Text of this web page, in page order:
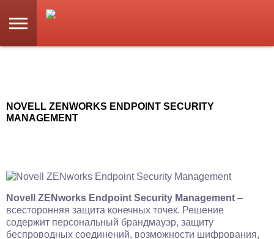
NOVELL ZENWORKS ENDPOINT SECURITY
MANAGEMENT
Novell ZENworks Endpoint Security Management –
всесторонняя защита конечных точек. Решение
содержит персональный брандмауэр, защиту
беспроводных соединений, возможности шифрования,